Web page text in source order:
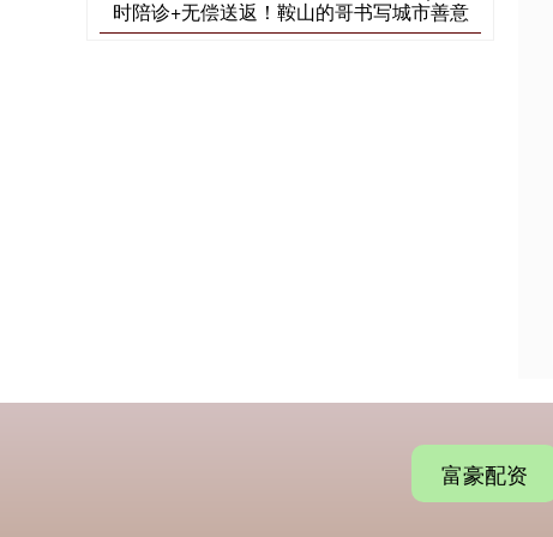
时陪诊+无偿送返！鞍山的哥书写城市善意
富豪配资